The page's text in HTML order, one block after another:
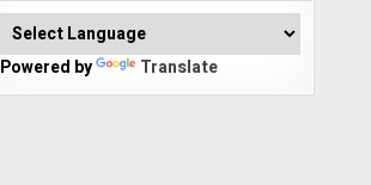
Powered by Translate